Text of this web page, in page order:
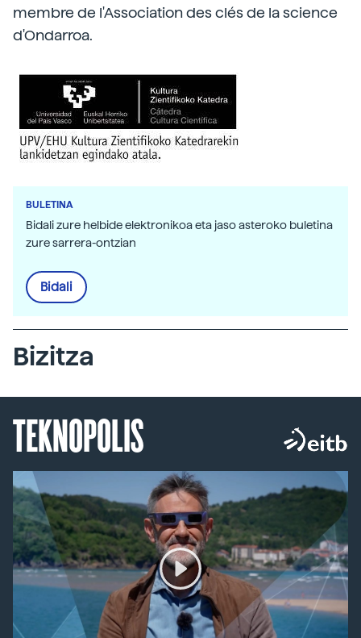
membre de l'Association des clés de la science
d'Ondarroa.
BULETINA
Bidali zure helbide elektronikoa eta jaso asteroko buletina
zure sarrera-ontzian
Bidali
Bizitza
TEKNOPOLIS